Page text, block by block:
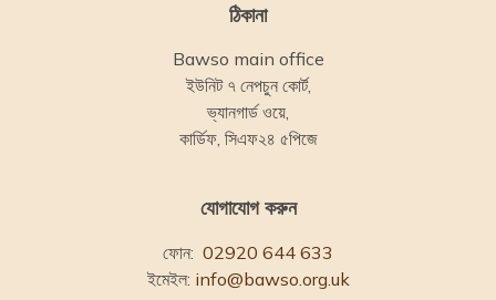
ঠিকানা
Bawso main office
ইউনিট ৭ নেপচুন কোর্ট,
ভ্যানগার্ড ওয়ে,
কার্ডিফ, সিএফ২৪ ৫পিজে
যোগাযোগ করুন
ফোন: 02920 644 633
ইমেইল: info@bawso.org.uk